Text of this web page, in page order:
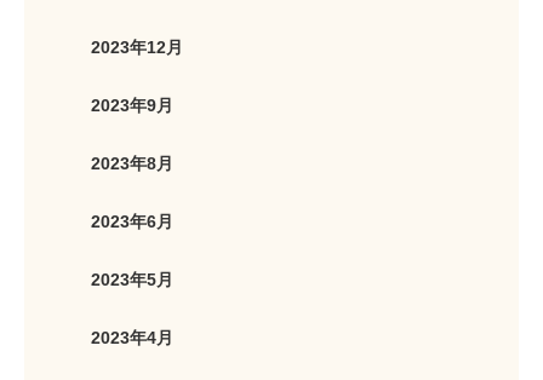
2023年12月
2023年9月
2023年8月
2023年6月
2023年5月
2023年4月